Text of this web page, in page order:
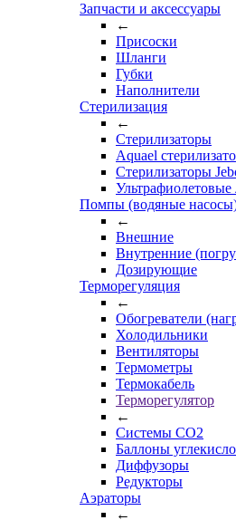
Запчасти и аксессуары
←
Присоски
Шланги
Губки
Наполнители
Стерилизация
←
Стерилизаторы
Aquael
Стерилизаторы
Помпы (водяные
←
Внешние
Внутренние
Дозирующие
Терморегуляция
←
Обогреватели
Холодильники
Вентиляторы
Термометры
Термокабель
Терморегулятор
←
Системы CO2
Баллоны
Диффузоры
Редукторы
Аэраторы
←